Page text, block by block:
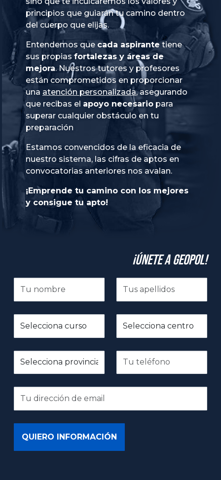
principios que guiarán tu camino dentro
del cuerpo que elijas.
Entendemos que cada aspirante tiene
sus propias fortalezas y áreas de
mejora. Nuestros tutores y profesores
están comprometidos en proporcionar
una atención personalizada, asegurando
que recibas el apoyo necesario para
superar cualquier obstáculo en tu
preparación
Estamos convencidos de la eficacia de
nuestro sistema, las cifras de aptos en
convocatorias anteriores nos avalan.
¡Emprende tu camino con los mejores
y consigue tu apto!
¡Únete a GeoPol!